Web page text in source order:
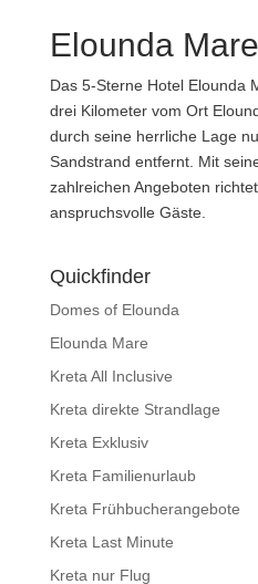
Elounda Mare
Das 5-Sterne Hotel Elounda
drei Kilometer vom Ort
durch seine herrliche Lage
Sandstrand entfernt. Mit
zahlreichen Angeboten
anspruchsvolle Gäste.
Quickfinder
Domes of Elounda
Elounda Mare
Kreta All Inclusive
Kreta direkte Strandlage
Kreta Exklusiv
Kreta Familienurlaub
Kreta Frühbucherangebote
Kreta Last Minute
Kreta nur Flug